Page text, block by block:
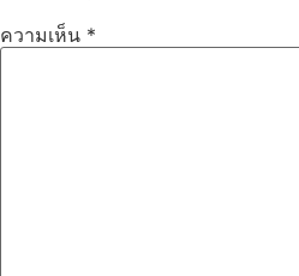
ความเห็น *